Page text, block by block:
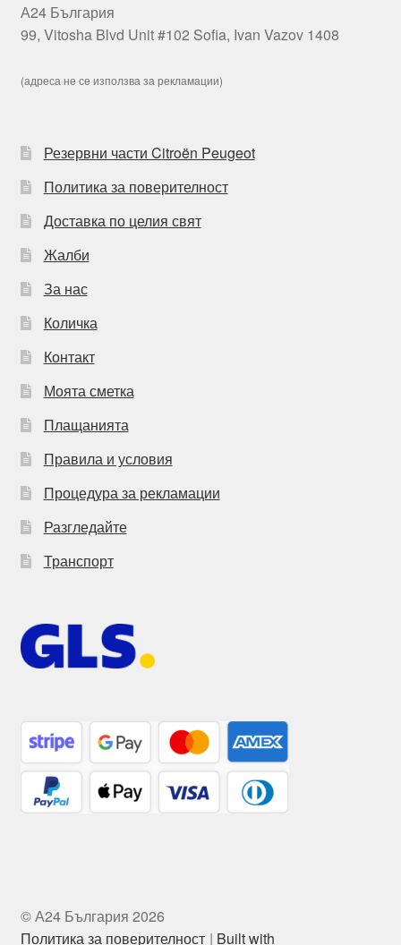
А24 България
99, Vitosha Blvd Unit #102 Sofia, Ivan Vazov 1408
(адреса не се използва за рекламации)
Резервни части Citroën Peugeot
Политика за поверителност
Доставка по целия свят
Жалби
За нас
Количка
Контакт
Моята сметка
Плащанията
Правила и условия
Процедура за рекламации
Разгледайте
Транспорт
© А24 България 2026
Политика за поверителност
Built with